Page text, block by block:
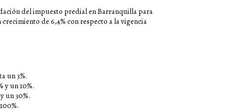
del impuesto predial en Barranquilla para
de 6,4% con respecto a la vigencia
un 3%.
y un 10%.
un 30%.